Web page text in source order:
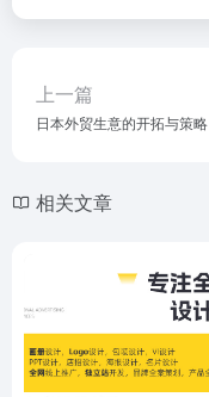
上一篇
日本外贸生意的开拓与策略
相关文章